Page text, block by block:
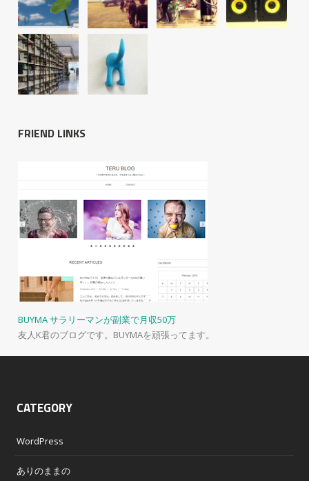
FRIEND LINKS
BUYMA サラリーマンが副業で月収50万
友人K君のブログです。BUYMAを頑張ってます。
CATEGORY
WordPress
ありのままの